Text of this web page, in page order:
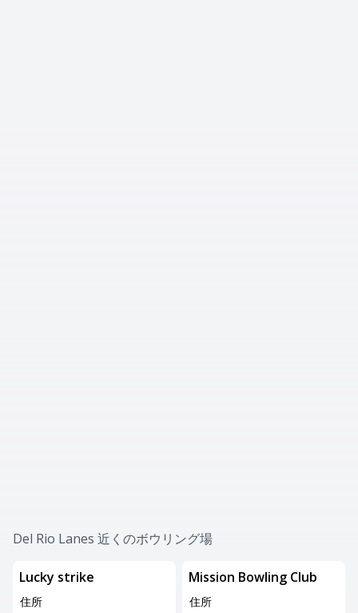
Del Rio Lanes 近くのボウリング場
Lucky strike
住所
Mission Bowling Club
住所